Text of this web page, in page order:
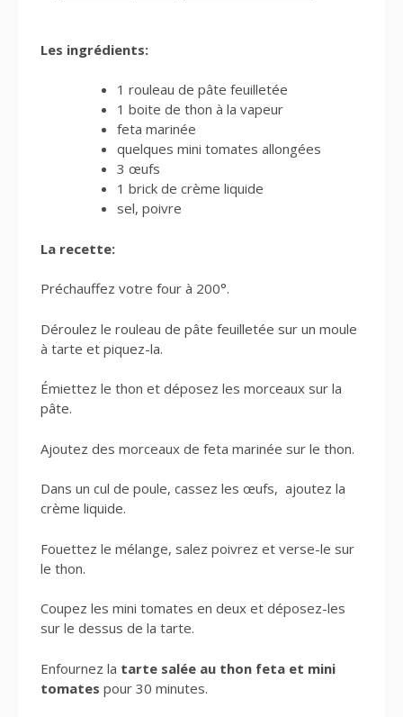
Les ingrédients:
1 rouleau de pâte feuilletée
1 boite de thon à la vapeur
feta marinée
quelques mini tomates allongées
3 œufs
1 brick de crème liquide
sel, poivre
La recette:
Préchauffez votre four à 200°.
Déroulez le rouleau de pâte feuilletée sur un moule
à tarte et piquez-la.
Émiettez le thon et déposez les morceaux sur la
pâte.
Ajoutez des morceaux de feta marinée sur le thon.
Dans un cul de poule, cassez les œufs, ajoutez la
crème liquide.
Fouettez le mélange, salez poivrez et verse-le sur
le thon.
Coupez les mini tomates en deux et déposez-les
sur le dessus de la tarte.
Enfournez la tarte salée au thon feta et mini
tomates pour 30 minutes.